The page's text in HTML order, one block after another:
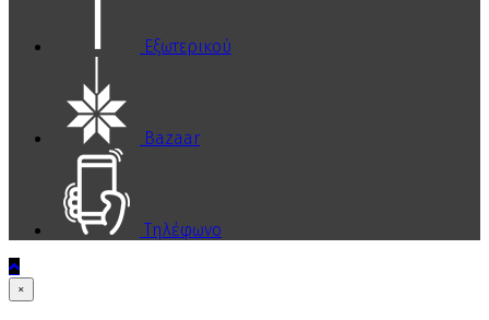
Εξωτερικού
Bazaar
Τηλέφωνο
×